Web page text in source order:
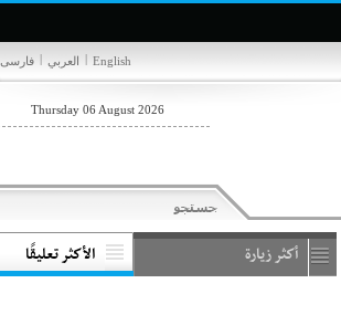
فارسی | العربي | English
Thursday 06 August 2026
أكثر زيارة الأكثر تعليقًا